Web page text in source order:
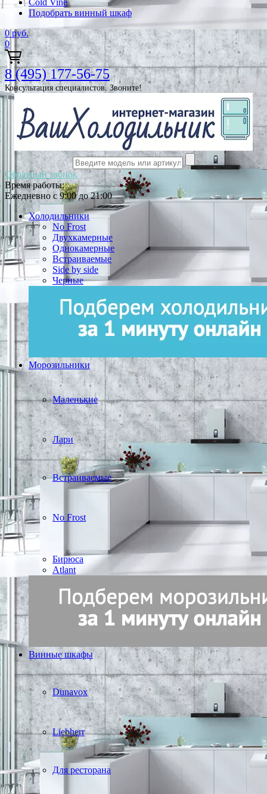
Cold Vine
Подобрать винный шкаф
0 руб.
0
8 (495) 177-56-75
Консультация специалистов. Звоните!
Обратный звонок
Время работы:
Ежедневно с 9:00 до 21:00
Холодильники
No Frost
Двухкамерные
Однокамерные
Встраиваемые
Side by side
Черные
Морозильники
Маленькие
Лари
Встраиваемые
No Frost
Бирюса
Atlant
Винные шкафы
Dunavox
Liebherr
Для ресторана